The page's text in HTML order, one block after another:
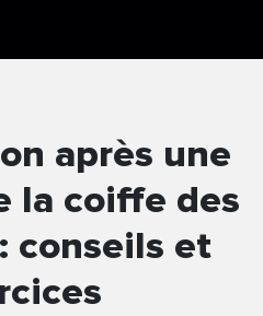
après une
la coiffe des
conseils et